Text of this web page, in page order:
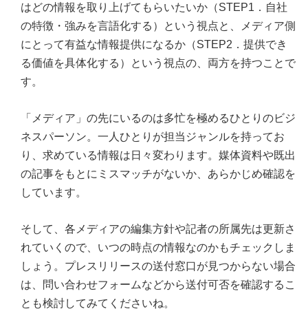
はどの情報を取り上げてもらいたいか（STEP1．自社
の特徴・強みを言語化する）という視点と、メディア側
にとって有益な情報提供になるか（STEP2．提供でき
る価値を具体化する）という視点の、両方を持つことで
す。
「メディア」の先にいるのは多忙を極めるひとりのビジ
ネスパーソン。一人ひとりが担当ジャンルを持ってお
り、求めている情報は日々変わります。媒体資料や既出
の記事をもとにミスマッチがないか、あらかじめ確認を
しています。
そして、各メディアの編集方針や記者の所属先は更新さ
れていくので、いつの時点の情報なのかもチェックしま
しょう。プレスリリースの送付窓口が見つからない場合
は、問い合わせフォームなどから送付可否を確認するこ
とも検討してみてくださいね。